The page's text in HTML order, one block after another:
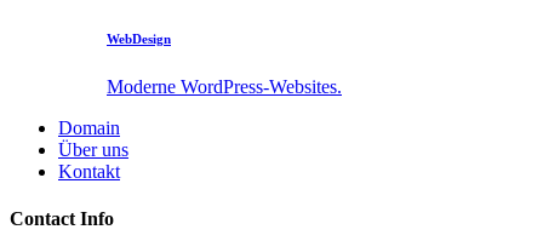
WebDesign
Moderne WordPress-Websites.
Domain
Über uns
Kontakt
Contact Info